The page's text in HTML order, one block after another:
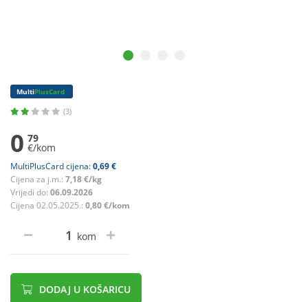
MultiPlusCard
(3)
0 79
€/kom
MultiPlusCard cijena:0,69 €
Cijena za j.m.: 7,18 €/kg
Vrijedi do: 06.09.2026
Cijena 02.05.2025.: 0,80 €/kom
kom
DODAJ U KOŠARICU